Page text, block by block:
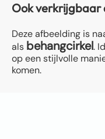
Ook verkrijgbaar
Deze afbeelding is
als behangcirkel.
op een stijlvolle
komen.